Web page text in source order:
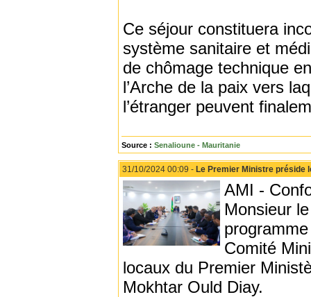
Ce séjour constituera
système sanitaire et
de chômage technique
l’Arche de la paix vers
l’étranger peuvent
Source : Senalioune - Mauritanie
31/10/2024 00:09 - Le Premier Ministre préside
AMI -
Monsieur
Comité
locaux du Premier
Mokhtar Ould Diay.